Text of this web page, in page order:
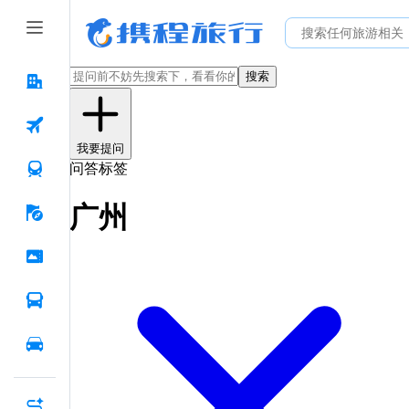
搜索
我要提问
问答标签
广州